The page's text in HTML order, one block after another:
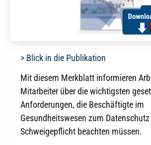
> Blick in die Publikation
Mit diesem Merkblatt informieren
Mitarbeiter über die wichtigsten
Anforderungen, die Beschäftigte im
Gesundheitswesen zum
Schweigepflicht beachten müssen.